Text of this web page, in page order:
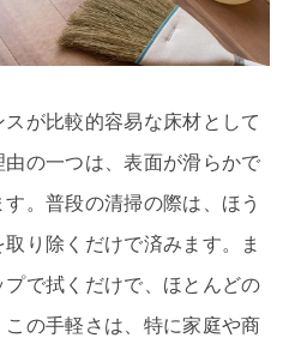
が比較的容易な床材として
の一つは、表面が滑らかで
。普段の清掃の際は、ほう
り除くだけで済みます。ま
で拭くだけで、ほとんどの
の手軽さは、特に家庭や商